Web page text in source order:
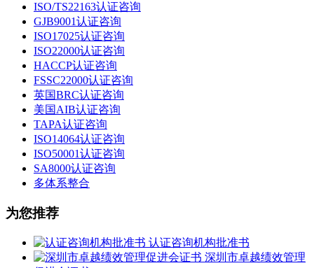
ISO/TS22163认证咨询
GJB9001认证咨询
ISO17025认证咨询
ISO22000认证咨询
HACCP认证咨询
FSSC22000认证咨询
英国BRC认证咨询
美国AIB认证咨询
TAPA认证咨询
ISO14064认证咨询
ISO50001认证咨询
SA8000认证咨询
多体系整合
为您推荐
认证咨询机构批准书
深圳市卓越绩效管理